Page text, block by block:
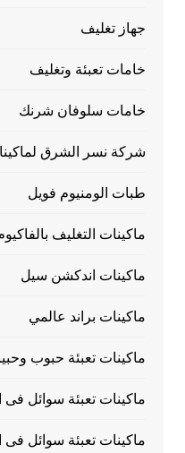
جهاز تغليف
خامات تعبئة وتغليف
خامات سلوفان شرنك
شركة نسر الشرق
طبات الومنيوم فويل
ماكينات التغليف
ماكينات اندكشن سيل
ماكينات براند عالمي
ماكينات تعبئة حبوب
ماكينات تعبئة سوائل
ماكينات تعبئة سوائل فى